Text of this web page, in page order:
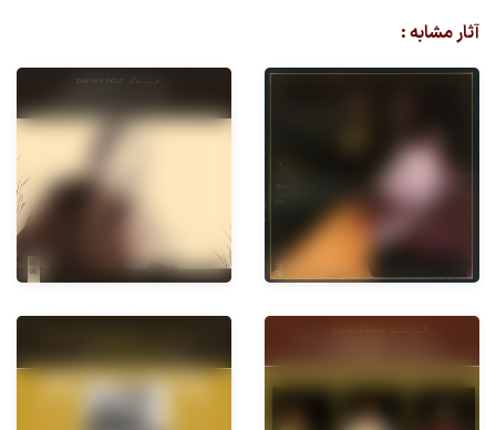
آثار مشابه :